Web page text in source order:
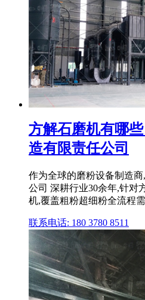
方解石磨机有哪
造有限责任公司
作为全球的磨粉设备制造
公司 深耕行业30余年,针对
机,覆盖粗粉超细粉全流程
联系电话: 180 3780 8511